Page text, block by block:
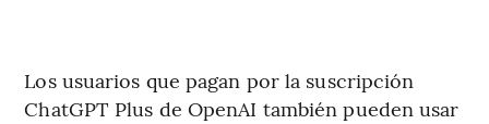
Los usuarios que pagan por la suscripción
ChatGPT Plus de OpenAI también pueden usar